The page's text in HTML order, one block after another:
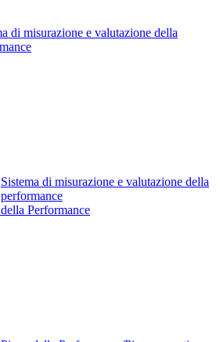
di misurazione e valutazione della
Sistema di misurazione e valutazione della
performance
Performance